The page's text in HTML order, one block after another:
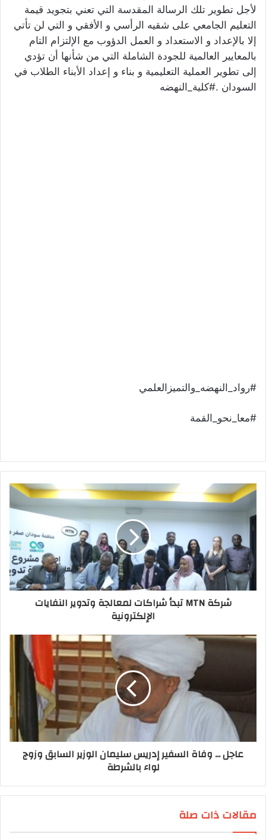
لأجل تطوير تلك الرسالة المقدسة التي تعني بتجويد قيمة
التعليم الجامعي على شقيه الرأسي و الأفقي و التي لن تأتي
إلا بالإعداد و الاستعداد و العمل الدؤوب مع الإلتزام التام
بالمعايير العالمية للجودة الشاملة التي من شأنها أن تؤدي
إلى تطوير العملية التعليمية و بناء و إعداد الأبناء الطلاب في
السودان .#كلية_النهضه
#رواد_النهضه_والتميزالعلمي
#معا_نحو_القمة
شركة MTN تبدأ شراكات لمعالجة وتدوير النفايات
الإلكترونية
عاجل ... وفاة السفير إدريس سليمان الوزير السابق وزوج
لواء بالشرطة
مقالات ذات صلة